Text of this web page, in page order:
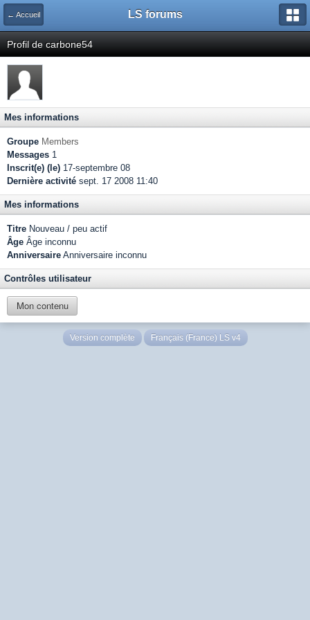
← Accueil LS forums
Profil de carbone54
Mes informations
Groupe Members
Messages 1
Inscrit(e) (le) 17-septembre 08
Dernière activité sept. 17 2008 11:40
Mes informations
Titre Nouveau / peu actif
Âge Âge inconnu
Anniversaire Anniversaire inconnu
Contrôles utilisateur
Mon contenu
Version complète Français (France) LS v4